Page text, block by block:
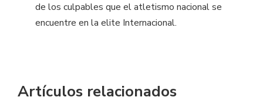
de los culpables que el atletismo nacional se
encuentre en la elite Internacional.
Artículos relacionados